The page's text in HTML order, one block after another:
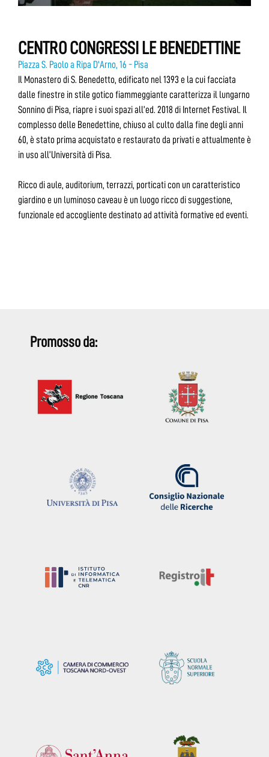
CENTRO CONGRESSI LE BENEDETTINE
Piazza S. Paolo a Ripa D'Arno, 16 - Pisa
Il Monastero di S. Benedetto, edificato nel 1393 e la cui facciata
dalle finestre in stile gotico fiammeggiante caratterizza il lungarno
Sonnino di Pisa, riapre i suoi spazi all’ed. 2018 di Internet Festival. Il
complesso delle Benedettine, chiuso al culto dalla fine degli anni
60, è stato prima acquistato e restaurato da privati e attualmente è
in uso all’Università di Pisa.
Ricco di aule, auditorium, terrazzi, porticati con un caratteristico
giardino e un luminoso caveau è un luogo ricco di suggestione,
funzionale ed accogliente destinato ad attività formative ed eventi.
Promosso da: